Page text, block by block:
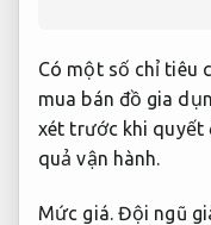
Có một số chỉ tiêu
mua bán đồ gia
xét trước khi quyết
quả vận hành.
Mức giá. Đội ngũ